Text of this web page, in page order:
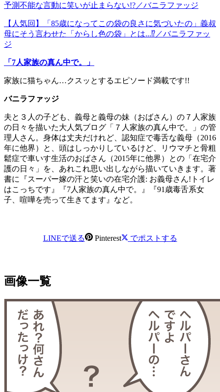
予測不能な言動に笑いが止まらない!?／バニラファッジ
【人気回】「85歳になってこの袋の良さに気づいたの」義叔
母にそう言わせた「からし色の袋」とは...⁉／バニラファッ
ジ
「7人家族の真ん中で。」
家族に猫ちゃん…クスッとするエピソード満載です!!
バニラファッジ
夫と３人の子ども、義母と義母の妹（おばさん）の７人家族
の日々を描いた大人気ブログ「７人家族の真ん中で。」の管
理人さん。身体は丈夫だけれど、認知症で毒舌な義母（2016
年に他界）と、頭はしっかりしているけど、リウマチと骨粗
鬆症で車いす生活のおばさん（2015年に他界）との「在宅介
護の日々」を、あれこれ思い出しながら描いていきます。著
書に『スーパー嫁の汗と笑いの在宅介護: お義母さん!トイレ
はこっちです』『7人家族の真ん中で。』『91歳毒舌系女
子、喧嘩を売って生きてます』など。
LINEで送る Pinterest でポストする
画像一覧